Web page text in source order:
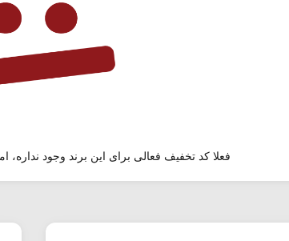
فعلا کد تخفیف فعالی برای این برند وجود